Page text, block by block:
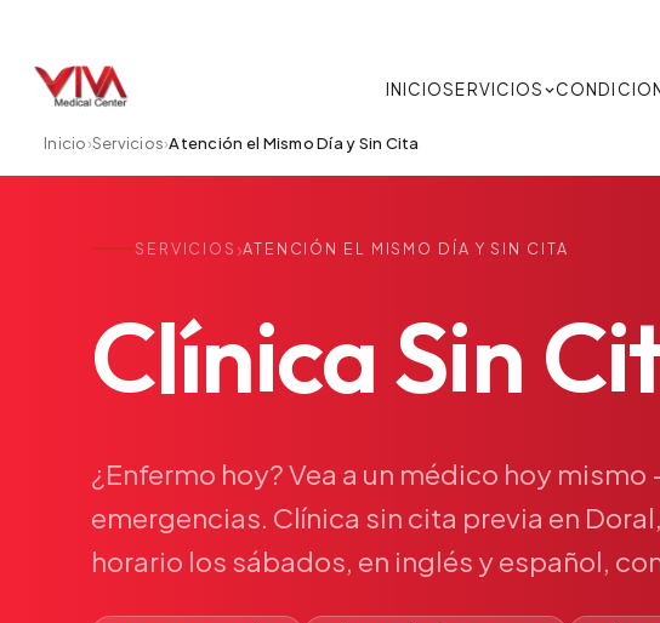
INICIOSERVICIOS
Inicio›Servicios›Atención el Mismo Día y Sin Cita
SERVICIOS ›ATENCIÓN EL MISMO DÍA Y SIN CITA
ClínicaSin
¿Enfermo hoy?Vea a un médico hoy mismo
emergencias. Clínica sin cita previa en Doral,
horario los sábados, en inglés yespañol,